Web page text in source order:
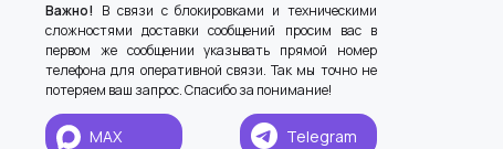
Важно! В связи с блокировками и техническими
сложностями доставки сообщений просим вас в
первом же сообщении указывать прямой номер
телефона для оперативной связи. Так мы точно не
потеряем ваш запрос. Спасибо за понимание!
MAX Telegram